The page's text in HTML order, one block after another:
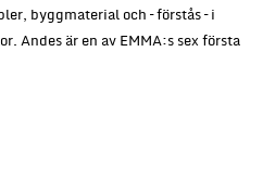
byggmaterial och – förstås – i
Andes är en av EMMA:s sex första